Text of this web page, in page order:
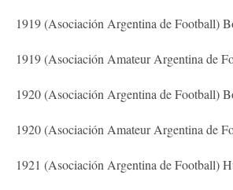
1919 (Asociación Argentina de Football)
1919 (Asociación Amateur Argentina de
1920 (Asociación Argentina de Football)
1920 (Asociación Amateur Argentina de
1921 (Asociación Argentina de Football)